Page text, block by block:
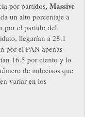
por partidos, Massive
un alto porcentaje a
por el partido del
llegarían a 28.1
por el PAN apenas
16.5 por ciento y lo
de indecisos que
variar en los